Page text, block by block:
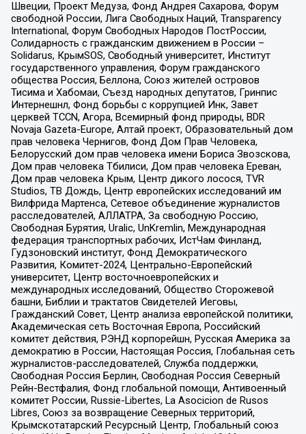
Швеции, Проект Медуза, Фонд Андрея Сахарова, Форум
свободной России, Лига Свободных Наций, Transparеncy
International, Форум Свободных Народов ПостРоссии,
Солидарность с гражданским движением в России –
Solidarus, КрымSOS, Свободный университет, Институт
государственного управления, Форум гражданского
общества Россия, Беллона, Союз жителей островов
Тисима и Хабомаи, Съезд народных депутатов, Гринпис
Интернешнл, Фонд борьбы с коррупцией Инк, Завет
церквей TCCN, Агора, Всемирный фонд природы, BDR
Novaja Gazeta-Europe, Алтай проект, Образовательный дом
прав человека Чернигов, Фонд Дом Прав Человека,
Белорусский дом прав человека имени Бориса Звозскова,
Дом прав человека Тбилиси, Дом прав человека Ереван,
Дом прав человека Крым, Центр дикого лосося, TVR
Studios, ТВ Дождь, Центр европейских исследований им
Вилфрида Мартенса, Сетевое объединение журналистов
расследователей, АЛЛАТРА, За свободную Россию,
Свободная Бурятия, Uralic, UnKremlin, Международная
федерация транспортных рабочих, ИстЧам Финланд,
Гудзоновский институт, Фонд Демократического
Развития, Комитет-2024, Центрально-Европейский
университет, Центр восточноевропейских и
международных исследований, Общество Сторожевой
башни, Библии и трактатов Свидетелей Иеговы,
Гражданский Совет, Центр анализа европейской политики,
Академическая сеть Восточная Европа, Российский
комитет действия, РЭНД корпорейшн, Русская Америка за
демократию в России, Настоящая Россия, Глобальная сеть
журналистов-расследователей, Служба поддержки,
Свободная Россия Берлин, Свободная Россия Северный
Рейн-Вестфалия, Фонд глобальной помощи, Антивоенный
комитет России, Russie-Libertes, La Asocicion de Rusos
Libres, Союз за возвращение Северных территорий,
Крымскотатарский Ресурсный Центр, Глобальный союз